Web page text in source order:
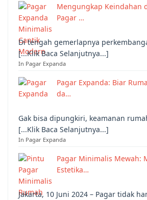
Mengungkap Keindahan
Pagar …
Di tengah gemerlapnya
[...Klik Baca Selanjutnya...]
In Pagar Expanda
Pagar Expanda: Biar
da…
Gak bisa dipungkiri, keamanan
[...Klik Baca Selanjutnya...]
In Pagar Expanda
Pagar Minimalis Mewah:
Estetika…
Jakarta, 10 Juni 2024 – Pagar tidak